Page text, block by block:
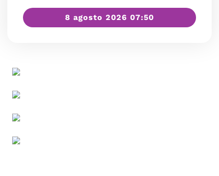
8 agosto 2026 07:50